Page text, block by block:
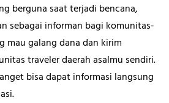
berguna saat terjadi bencana,
sebagai informan bagi komunitas-
mau galang dana dan kirim
traveler daerah asalmu sendiri.
bisa dapat informasi langsung